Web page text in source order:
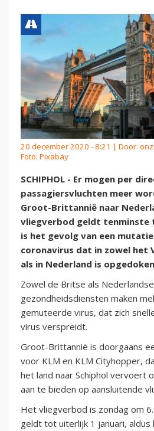
20 december 2020 - 8:21 | Door:
Foto: Pixabay
SCHIPHOL - Er mogen per
passagiersvluchten meer
Groot-Brittannië naar
vliegverbod geldt tenminste
is het gevolg van een
coronavirus dat in zowel het
als in Nederland is
Zowel de Britse als Nederlandse
gezondheidsdiensten maken
gemuteerde virus, dat zich
virus verspreidt.
Groot-Brittannië is doorgaans
voor KLM en KLM Cityhopper,
het land naar Schiphol vervoert
aan te bieden op aansluitende
Het vliegverbod is zondag om
geldt tot uiterlijk 1 januari, aldus